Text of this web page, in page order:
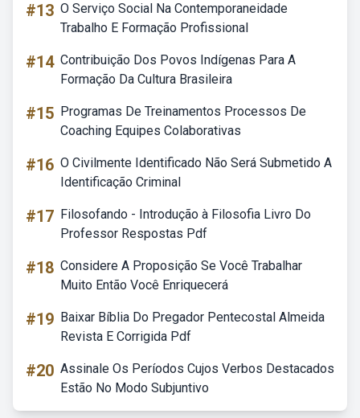
#13 O Serviço Social Na Contemporaneidade
Trabalho E Formação Profissional
#14 Contribuição Dos Povos Indígenas Para A
Formação Da Cultura Brasileira
#15 Programas De Treinamentos Processos De
Coaching Equipes Colaborativas
#16 O Civilmente Identificado Não Será Submetido A
Identificação Criminal
#17 Filosofando - Introdução à Filosofia Livro Do
Professor Respostas Pdf
#18 Considere A Proposição Se Você Trabalhar
Muito Então Você Enriquecerá
#19 Baixar Bíblia Do Pregador Pentecostal Almeida
Revista E Corrigida Pdf
#20 Assinale Os Períodos Cujos Verbos Destacados
Estão No Modo Subjuntivo